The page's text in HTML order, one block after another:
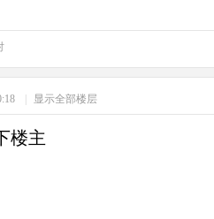
| 显示全部楼层
楼主